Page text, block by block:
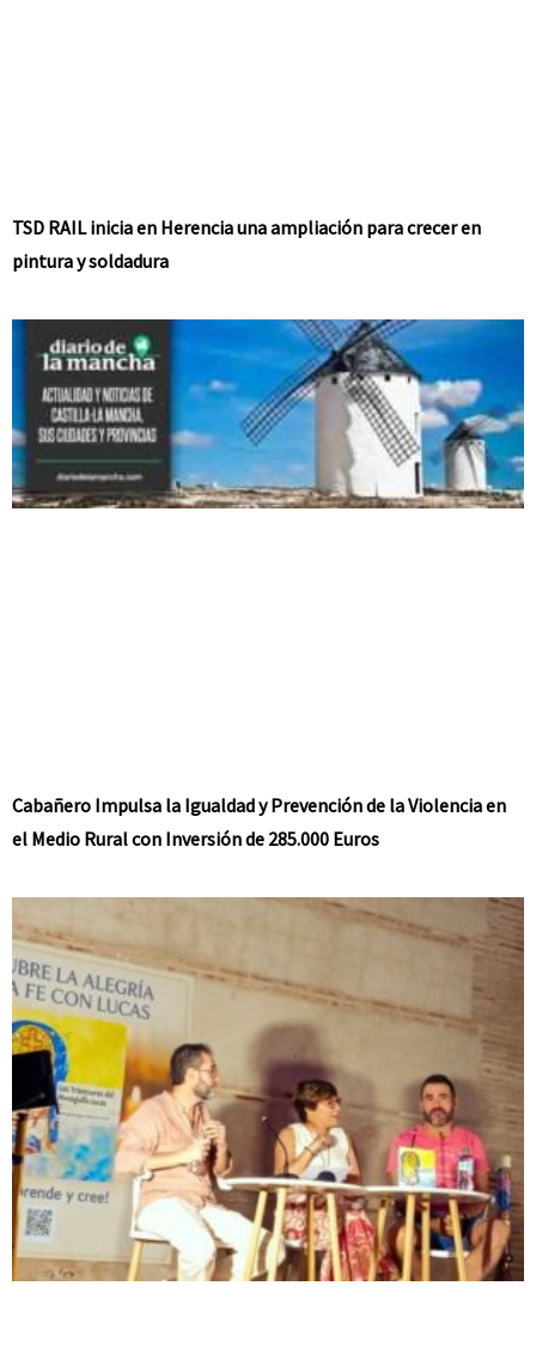
TSD RAIL inicia en Herencia una ampliación para crecer en
pintura y soldadura
Cabañero Impulsa la Igualdad y Prevención de la Violencia en
el Medio Rural con Inversión de 285.000 Euros